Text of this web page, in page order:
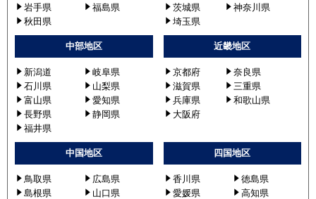
岩手県
福島県
秋田県
茨城県
神奈川県
埼玉県
中部地区
新潟道
岐阜県
石川県
山梨県
富山県
愛知県
長野県
静岡県
福井県
近畿地区
京都府
奈良県
滋賀県
三重県
兵庫県
和歌山県
大阪府
中国地区
鳥取県
広島県
島根県
山口県
四国地区
香川県
徳島県
愛媛県
高知県